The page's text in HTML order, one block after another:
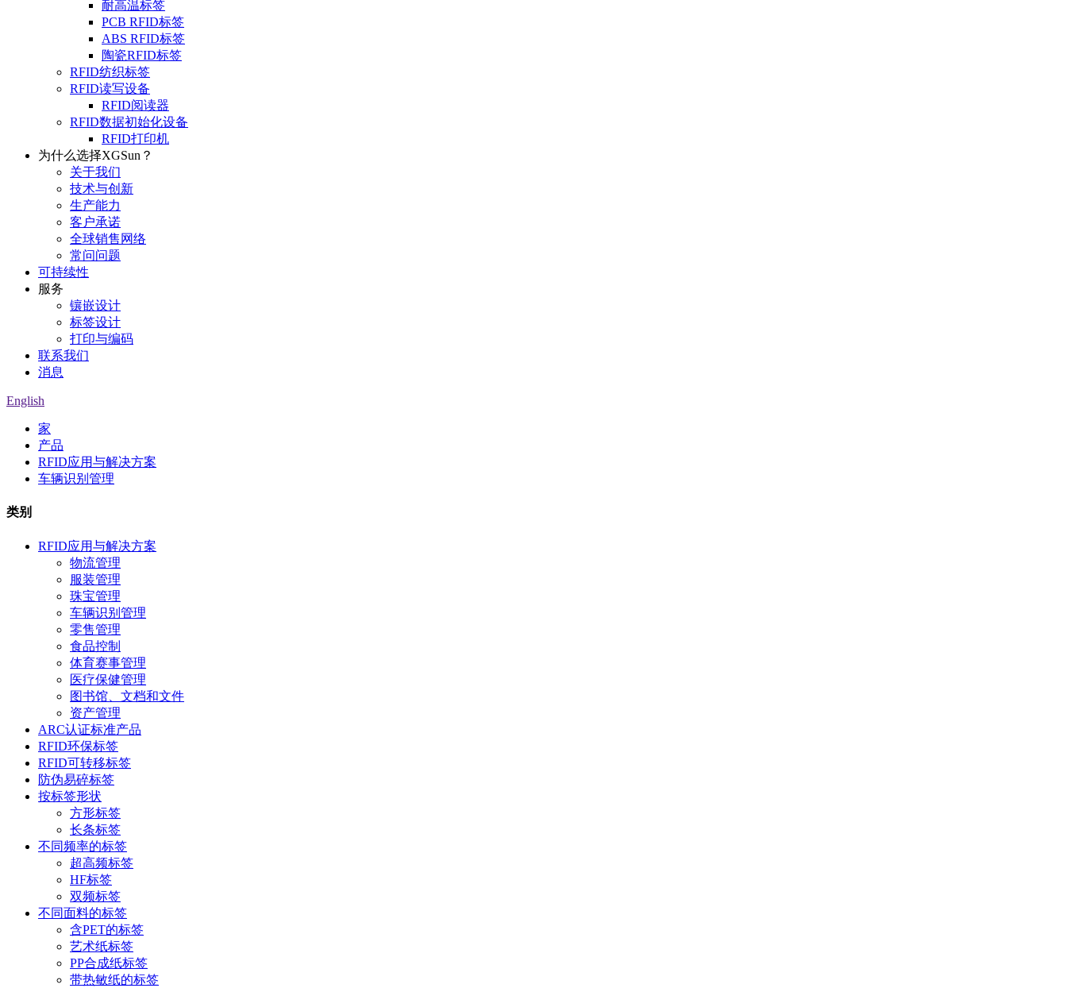
耐高温标签
PCB RFID标签
ABS RFID标签
陶瓷RFID标签
RFID纺织标签
RFID读写设备
RFID阅读器
RFID数据初始化设备
RFID打印机
为什么选择XGSun？
关于我们
技术与创新
生产能力
客户承诺
全球销售网络
常问问题
可持续性
服务
镶嵌设计
标签设计
打印与编码
联系我们
消息
English
家
产品
RFID应用与解决方案
车辆识别管理
类别
RFID应用与解决方案
物流管理
服装管理
珠宝管理
车辆识别管理
零售管理
食品控制
体育赛事管理
医疗保健管理
图书馆、文档和文件
资产管理
ARC认证标准产品
RFID环保标签
RFID可转移标签
防伪易碎标签
按标签形状
方形标签
长条标签
不同频率的标签
超高频标签
HF标签
双频标签
不同面料的标签
含PET的标签
艺术纸标签
PP合成纸标签
带热敏纸的标签